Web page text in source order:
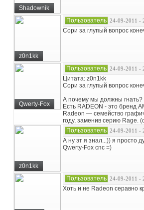
Shadownik
z0n1kk
Пользователь 24-09-2011 -
Сори за глупый вопрос
Qwerty-Fox
Пользователь 24-09-2011 -
Цитата: z0n1kk
Сори за глупый вопрос
А почему мы должны гнать?
Есть RADEON - это бренд
Radeon — семейство
году, заменив серию Rage.
z0n1kk
Пользователь 24-09-2011 -
А ну эт я знал...)) я просто
Qwerty-Fox спс =)
Пользователь 24-09-2011 -
Хоть и не Radeon серавно